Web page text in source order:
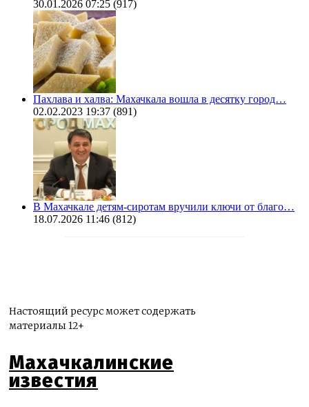
30.01.2026 07:25 (917)
Пахлава и халва: Махачкала вошла в десятку город…
02.02.2023 19:37 (891)
В Махачкале детям-сиротам вручили ключи от благо…
18.07.2026 11:46 (812)
Настоящий ресурс может содержать
материалы 12+
Махачкалинские
известия